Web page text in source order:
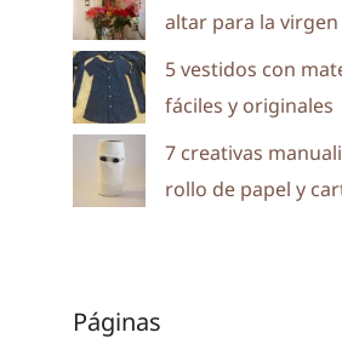
altar para la virgen
5 vestidos con
fáciles y originales
7 creativas
rollo de papel y
Páginas